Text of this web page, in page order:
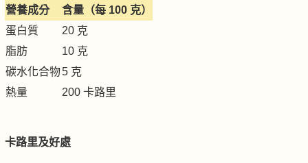
營養成分
含量（每 100 克）
蛋白質
20 克
脂肪
10 克
碳水化合物5 克
熱量
200 卡路里
卡路里及好處